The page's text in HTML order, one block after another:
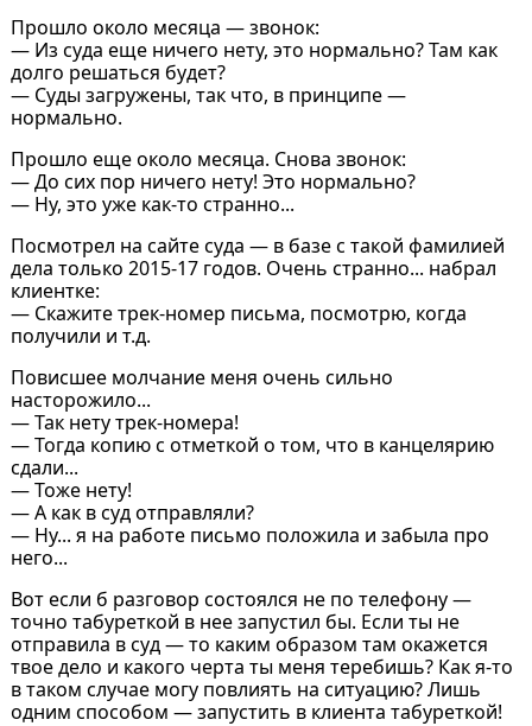
Прошло около месяца — звонок:
— Из суда еще ничего нету, это нормально? Там как
долго решаться будет?
— Суды загружены, так что, в принципе —
нормально.
Прошло еще около месяца. Снова звонок:
— До сих пор ничего нету! Это нормально?
— Ну, это уже как-то странно...
Посмотрел на сайте суда — в базе с такой фамилией
дела только 2015-17 годов. Очень странно... набрал
клиентке:
— Скажите трек-номер письма, посмотрю, когда
получили и т.д.
Повисшее молчание меня очень сильно
насторожило...
— Так нету трек-номера!
— Тогда копию с отметкой о том, что в канцелярию
сдали...
— Тоже нету!
— А как в суд отправляли?
— Ну... я на работе письмо положила и забыла про
него...
Вот если б разговор состоялся не по телефону —
точно табуреткой в нее запустил бы. Если ты не
отправила в суд — то каким образом там окажется
твое дело и какого черта ты меня теребишь? Как я-то
в таком случае могу повлиять на ситуацию? Лишь
одним способом — запустить в клиента табуреткой!